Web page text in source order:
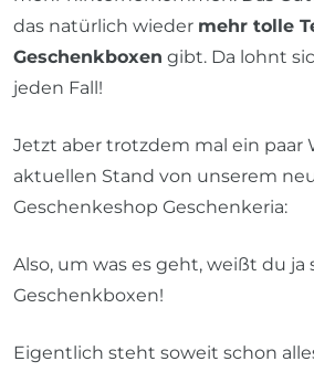
das natürlich wieder mehr tolle
Geschenkboxen gibt. Da lohnt
jeden Fall!
Jetzt aber trotzdem mal ein paar
aktuellen Stand von unserem
Geschenkeshop Geschenkeria:
Also, um was es geht, weißt du ja
Geschenkboxen!
Eigentlich steht soweit schon